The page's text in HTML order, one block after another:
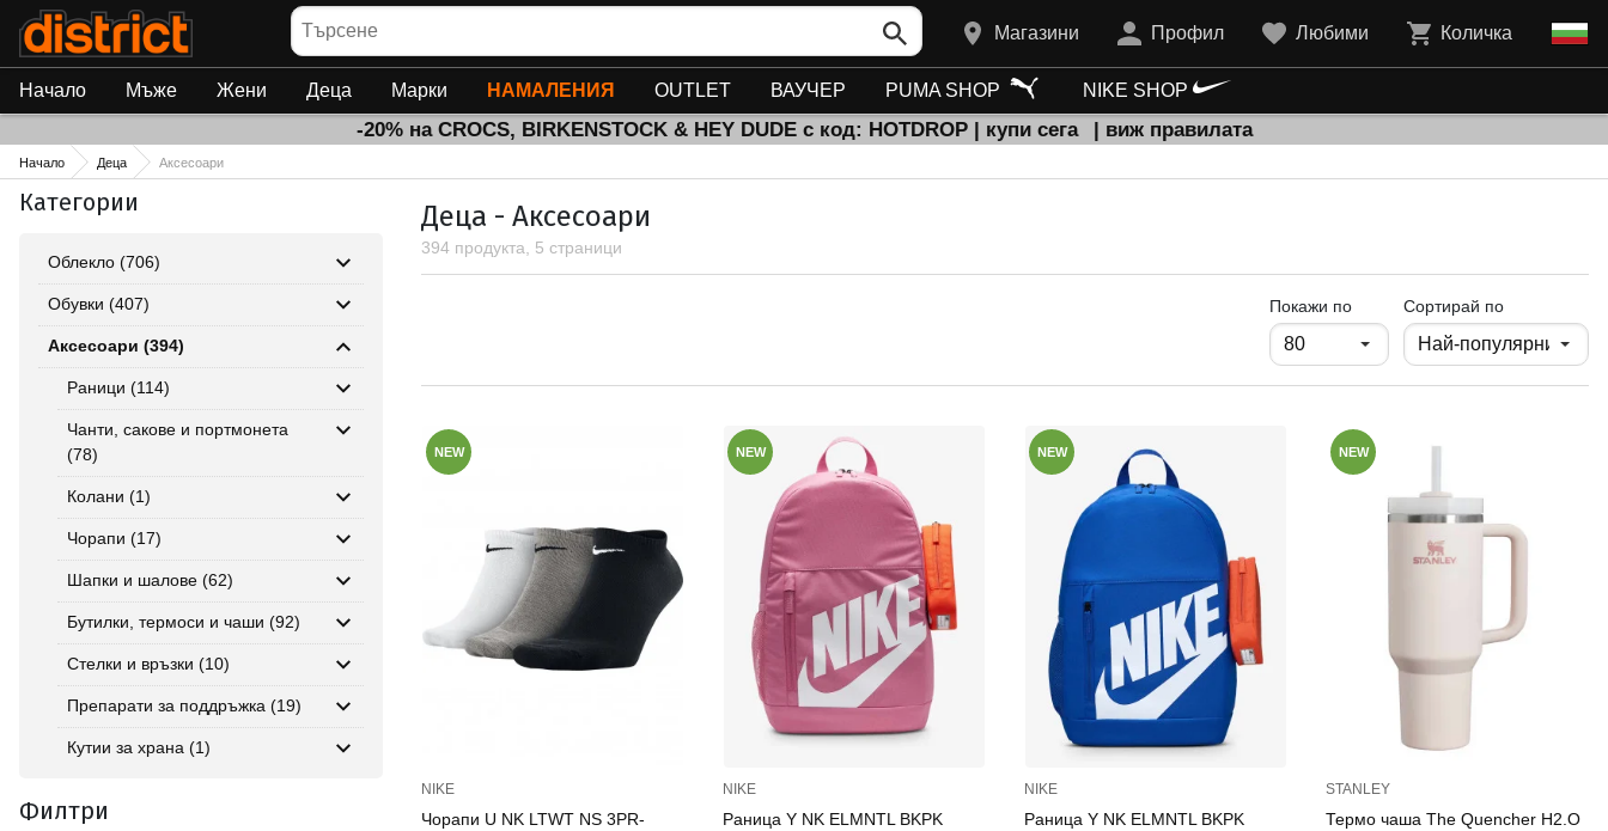
Търсене
Магазини Профил Любими Количка
Начало Мъже Жени Деца Марки НАМАЛЕНИЯ OUTLET ВАУЧЕР PUMA SHOP NIKE SHOP
-20% на CROCS, BIRKENSTOCK & HEY DUDE с код: HOTDROP | купи сега | виж правилата
Начало Деца Аксесоари
Категории
Облекло (706)
Обувки (407)
Аксесоари (394)
Раници (114)
Чанти, сакове и портмонета
(78)
Колани (1)
Чорапи (17)
Шапки и шалове (62)
Бутилки, термоси и чаши (92)
Стелки и връзки (10)
Препарати за поддръжка (19)
Кутии за храна (1)
Филтри
Деца - Аксесоари
394 продукта, 5 страници
Покажи попродукти на страница
Сортирай по
NEW
NIKE
Чорапи U NK LTWT NS 3PR-
NEW
NIKE
Раница Y NK ELMNTL BKPK
NEW
NIKE
Раница Y NK ELMNTL BKPK
NEW
STANLEY
Термо чаша The Quencher H2.O